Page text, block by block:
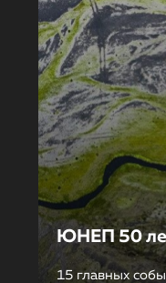
ЮНЕП 50
15 главных